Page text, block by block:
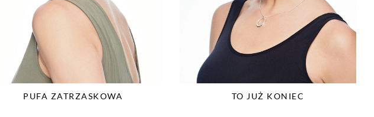
PUFA ZATRZASKOWA TO JUŻ KONIEC